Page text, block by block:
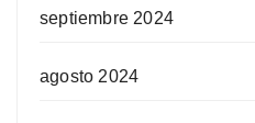
septiembre 2024
agosto 2024